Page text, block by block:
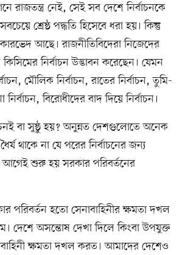
রাজতন্ত্র নেই, সেই সব দেশে নির্বাচনকে
শ্রেষ্ঠ পদ্ধতি হিসেবে ধরা হয়। কিন্তু
আছে। রাজনীতিবিদেরা নিজেদের
নির্বাচন উদ্ভাবন করেছেন। যেমন
মৌলিক নির্বাচন, রাতের নির্বাচন, তুমি-
নির্বাচন, বিরোধীদের বাদ দিয়ে নির্বাচন।
বা সুষ্ঠু হয়? অনুন্নত দেশগুলোতে অনেক
থাকে না যে পরের নির্বাচনের জন্য
আগেই শুরু হয় সরকার পরিবর্তনের
পরিবর্তন হতো সেনাবাহিনীর ক্ষমতা দখল
দেশে অসন্তোষ দেখা দিলে কিংবা উপযুক্ত
ক্ষমতা দখল করত। আমাদের দেশেও